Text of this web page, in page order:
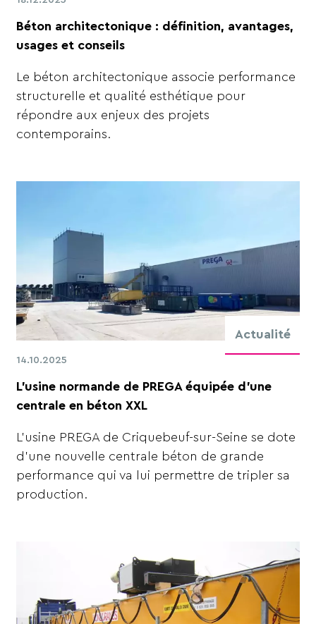
Béton architectonique : définition, avantages,
usages et conseils
Le béton architectonique associe performance
structurelle et qualité esthétique pour
répondre aux enjeux des projets
contemporains.
Actualité
14.10.2025
L’usine normande de PREGA équipée d’une
centrale en béton XXL
L'usine PREGA de Criquebeuf-sur-Seine se dote
d’une nouvelle centrale béton de grande
performance qui va lui permettre de tripler sa
production.